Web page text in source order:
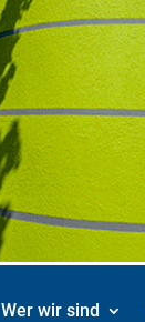
Wer wir sind